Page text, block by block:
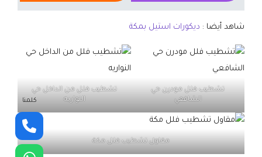
شاهد أيضا : ديكورات استيل بمكة
تشطيب فلل مودرن حي
الشافعي
تشطيب فلل من الداخل حي
النواريه
مقاول تشطيب فلل مكة
كلمنا